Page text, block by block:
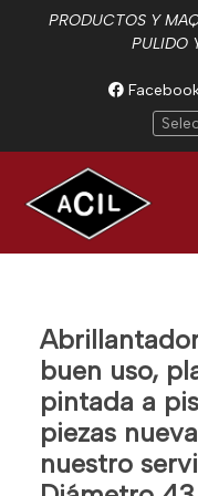
PRODUCTOS Y
PULIDO
buen uso,
pintada a
piezas
nuestro